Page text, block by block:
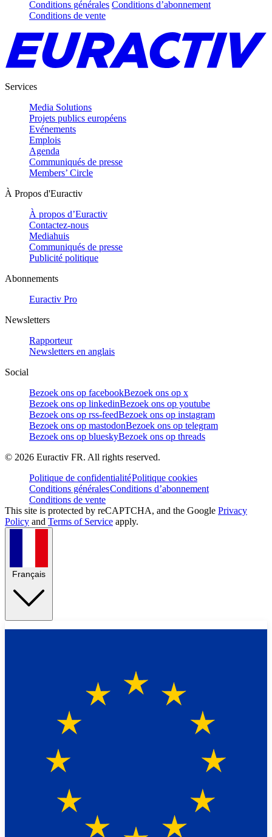
Conditions générales Conditions d’abonnement
Conditions de vente
Services
Media Solutions
Projets publics européens
Evénements
Emplois
Agenda
Communiqués de presse
Members’ Circle
À Propos d'Euractiv
À propos d’Euractiv
Contactez-nous
Mediahuis
Communiqués de presse
Publicité politique
Abonnements
Euractiv Pro
Newsletters
Rapporteur
Newsletters en anglais
Social
Bezoek ons op facebookBezoek ons op x
Bezoek ons op linkedinBezoek ons op youtube
Bezoek ons op rss-feedBezoek ons op instagram
Bezoek ons op mastodonBezoek ons op telegram
Bezoek ons op blueskyBezoek ons op threads
© 2026 Euractiv FR. All rights reserved.
Politique de confidentialitéPolitique cookies
Conditions généralesConditions d’abonnement
Conditions de vente
This site is protected by reCAPTCHA, and the Google Privacy
Policy and Terms of Service apply.
Français